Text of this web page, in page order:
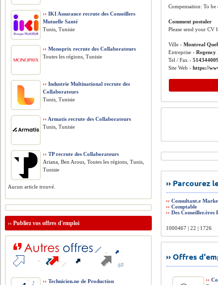
Compensation: To be
Comment postuler
Please send your CV
Ville ›Montreal
Entreprise ›Regency
Tel / Fax ›
Site Web ›https://
››
››Consultant.e
››Comptable
››Des Conseiller.ères
1000467 | 22 | 1726
›› Offres
››
›› IKI Assurance recrute des Conseillers
Mutuelle Santé
Tunis, Tunisie
›› Monoprix recrute des Collaborateurs
Toutes les régions, Tunisie
›› Industrie Multinational recrute des
Collaborateurs
Tunis, Tunisie
›› Armatis recrute des Collaborateurs
Tunis, Tunisie
›› TP recrute des Collaborateurs
Ariana, Ben Arous, Toutes les régions, Tunis,
Tunisie
Aucun article trouvé.
››Publiez vos offres d'emploi
›› Technicien.ne de Production